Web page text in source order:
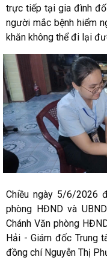
trực tiếp tại gia đình
người mắc bệnh hiểm
khăn không thể đi lại
Chiều ngày 5/6/2026
phòng HĐND và
Chánh Văn phòng
Hải - Giám đốc Trung
đồng chí Nguyễn Thị